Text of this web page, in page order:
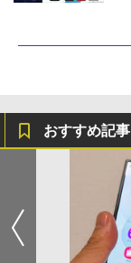
おすすめ記事